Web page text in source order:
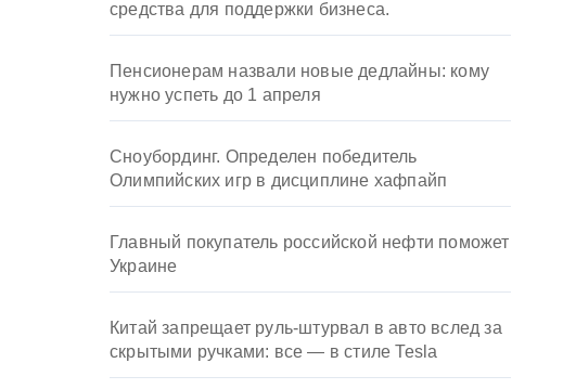
средства для поддержки бизнеса.
Пенсионерам назвали новые дедлайны: кому
нужно успеть до 1 апреля
Сноубординг. Определен победитель
Олимпийских игр в дисциплине хафпайп
Главный покупатель российской нефти поможет
Украине
Китай запрещает руль-штурвал в авто вслед за
скрытыми ручками: все — в стиле Tesla